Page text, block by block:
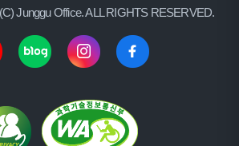
Junggu Office. ALL RIGHTS RESERVED.